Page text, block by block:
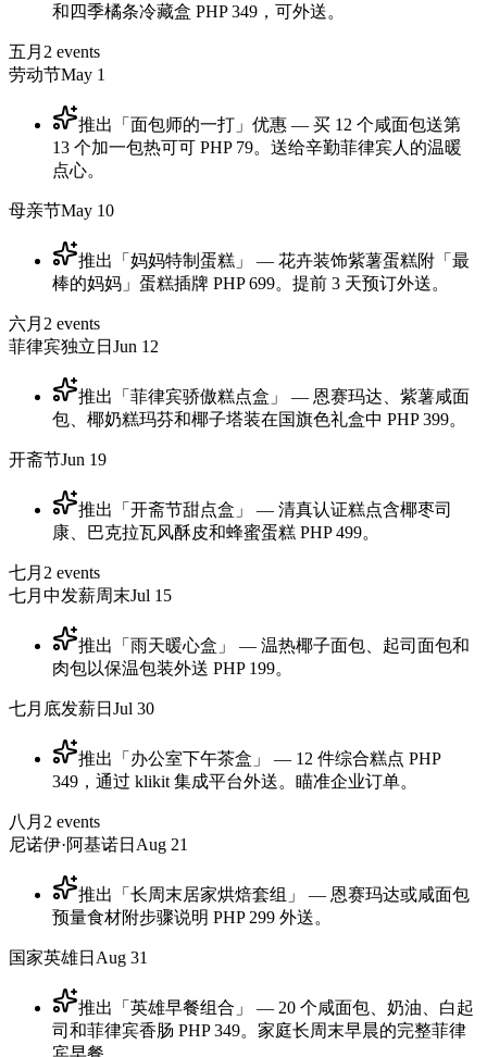
和四季橘条冷藏盒 PHP 349，可外送。
五月 2 events
劳动节May 1
推出「面包师的一打」优惠 — 买 12 个咸面包送第
13 个加一包热可可 PHP 79。送给辛勤菲律宾人的温暖
点心。
母亲节May 10
推出「妈妈特制蛋糕」 — 花卉装饰紫薯蛋糕附「最
棒的妈妈」蛋糕插牌 PHP 699。提前 3 天预订外送。
六月 2 events
菲律宾独立日 Jun 12
推出「菲律宾骄傲糕点盒」 — 恩赛玛达、紫薯咸面
包、椰奶糕玛芬和椰子塔装在国旗色礼盒中 PHP 399。
开斋节Jun 19
推出「开斋节甜点盒」 — 清真认证糕点含椰枣司
康、巴克拉瓦风酥皮和蜂蜜蛋糕 PHP 499。
七月 2 events
七月中发薪周末Jul 15
推出「雨天暖心盒」 — 温热椰子面包、起司面包和
肉包以保温包装外送 PHP 199。
七月底发薪日 Jul 30
推出「办公室下午茶盒」 — 12 件综合糕点 PHP
349，通过 klikit 集成平台外送。瞄准企业订单。
八月 2 events
尼诺伊·阿基诺日 Aug 21
推出「长周末居家烘焙套组」 — 恩赛玛达或咸面包
预量食材附步骤说明 PHP 299 外送。
国家英雄日 Aug 31
推出「英雄早餐组合」 — 20 个咸面包、奶油、白起
司和菲律宾香肠 PHP 349。家庭长周末早晨的完整菲律
宾早餐。